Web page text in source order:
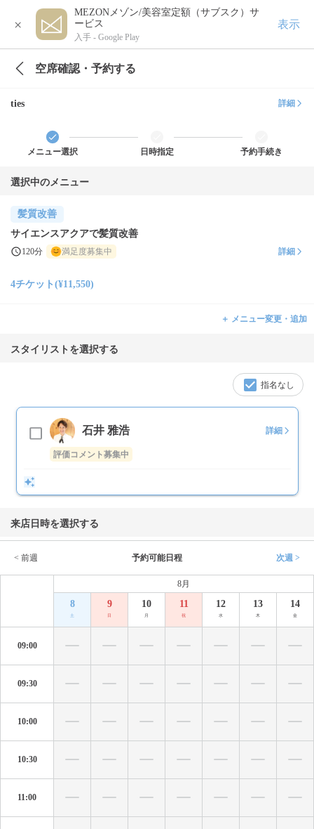
×
MEZONメゾン/美容室定額（サブスク）サ
ービス
入手 - Google Play
表示
空席確認・予約する
ties 詳細
メニュー選択 日時指定 予約手続き
選択中のメニュー
髪質改善
サイエンスアクアで髪質改善
120分 満足度募集中 詳細
4チケット(¥11,550)
＋ メニュー変更・追加
スタイリストを選択する
指名なし
石井 雅浩 詳細
評価コメント募集中
来店日時を選択する
< 前週 予約可能日程 次週 >
8月
8
土
9
日
10
月
11
祝
12
水
13
木
14
金
09:00
09:30
10:00
10:30
11:00